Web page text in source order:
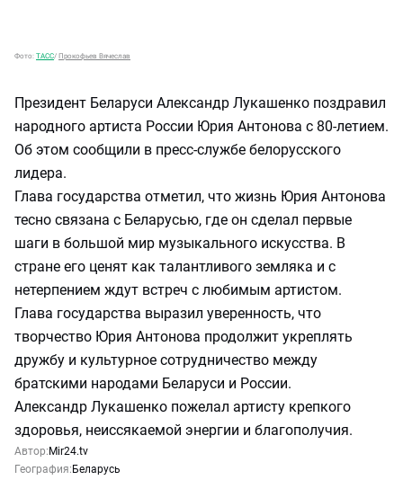
Фото: ТАСС/ Прокофьев Вячеслав
Президент Беларуси Александр Лукашенко поздравил
народного артиста России Юрия Антонова с 80-летием.
Об этом сообщили в пресс-службе белорусского
лидера.
Глава государства отметил, что жизнь Юрия Антонова
тесно связана с Беларусью, где он сделал первые
шаги в большой мир музыкального искусства. В
стране его ценят как талантливого земляка и с
нетерпением ждут встреч с любимым артистом.
Глава государства выразил уверенность, что
творчество Юрия Антонова продолжит укреплять
дружбу и культурное сотрудничество между
братскими народами Беларуси и России.
Александр Лукашенко пожелал артисту крепкого
здоровья, неиссякаемой энергии и благополучия.
Автор: Mir24.tv
География: Беларусь